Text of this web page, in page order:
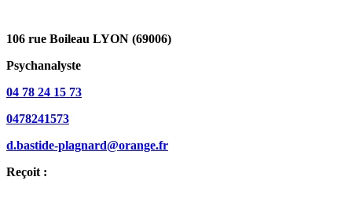
106 rue Boileau LYON (69006)
Psychanalyste
04 78 24 15 73
0478241573
d.bastide-plagnard@orange.fr
Reçoit :